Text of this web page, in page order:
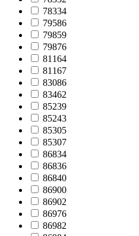
78334
79586
79859
79876
81164
81167
83086
83462
85239
85243
85305
85307
86834
86836
86840
86900
86902
86976
86982